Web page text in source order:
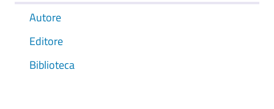
Autore
Editore
Biblioteca